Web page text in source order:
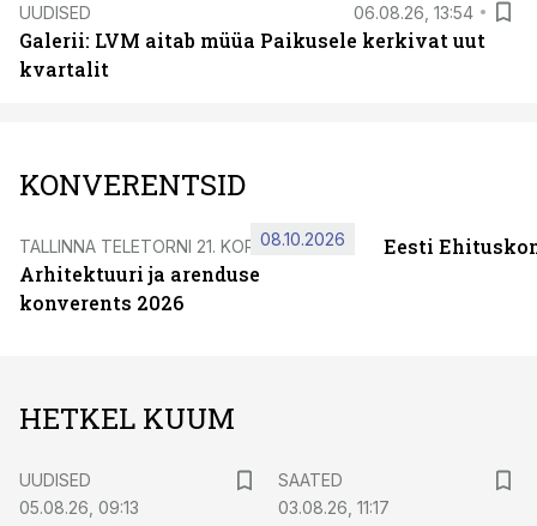
UUDISED 06.08.26, 13:54
Galerii: LVM aitab müüa Paikusele kerkivat uut
kvartalit
KONVERENTSID
TALLINNA TELETORNI 21. KORRUSEL
Arhitektuuri ja arenduse
konverents 2026
08.10.2026 Eesti
HETKEL KUUM
UUDISED
05.08.26, 09:13
SAATED
03.08.26, 11:17